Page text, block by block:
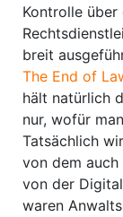
Kontrolle
breit
The End of
hält natürlich
nur, wofür
Tatsächlich
von dem
von der
waren